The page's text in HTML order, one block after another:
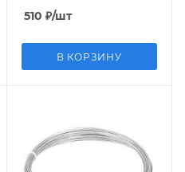
510 ₽/шт
В КОРЗИНУ